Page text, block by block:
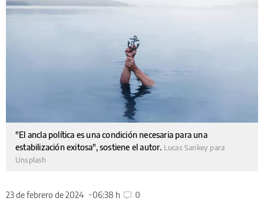
"El ancla política es una condición necesaria para una
estabilización exitosa", sostiene el autor. Lucas Sankey para
Unsplash
23 de febrero de 2024 06:38 h 0